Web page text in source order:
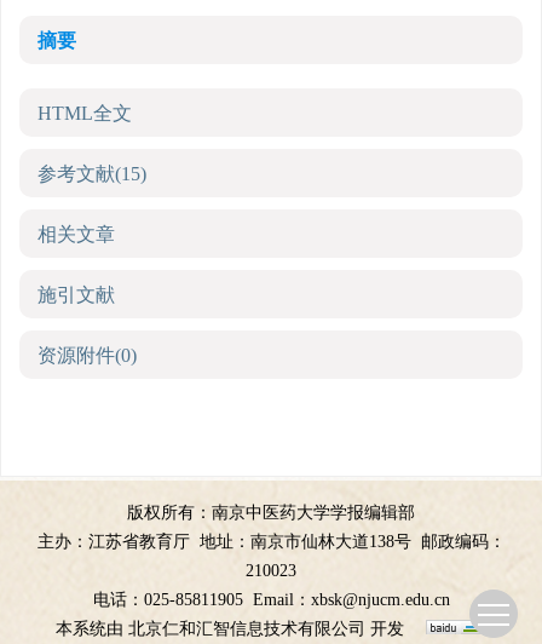
摘要
HTML全文
参考文献(15)
相关文章
施引文献
资源附件(0)
版权所有：南京中医药大学学报编辑部
主办：江苏省教育厅 地址：南京市仙林大道138号
邮政编码：
210023
电话：025-85811905 Email： xbsk@njucm.edu.cn
本系统由 北京仁和汇智信息技术有限公司 开发